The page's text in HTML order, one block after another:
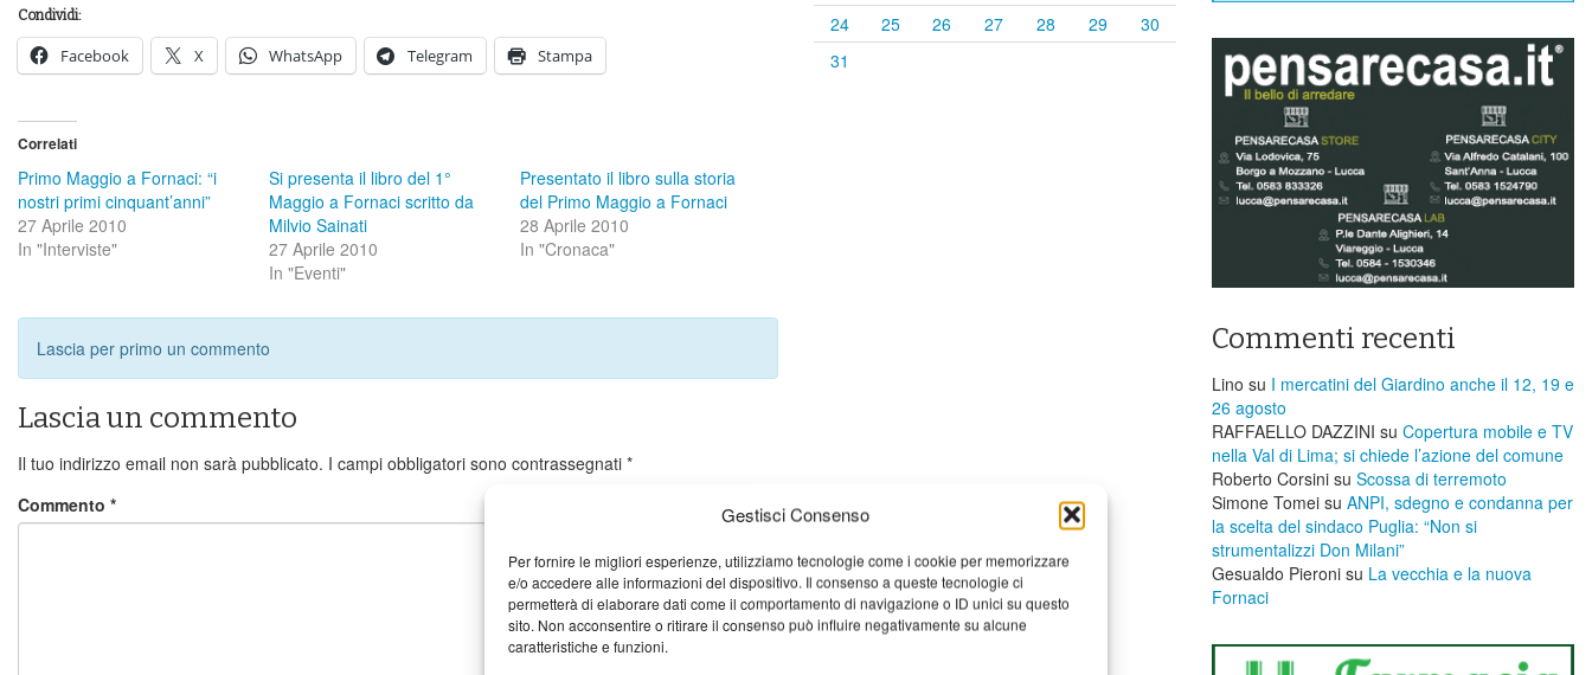
Gestisci Consenso
Per fornire le migliori esperienze, utilizziamo tecnologie come i cookie per memorizzare
e/o accedere alle informazioni del dispositivo. Il consenso a queste tecnologie ci
permetterà di elaborare dati come il comportamento di navigazione o ID unici su questo
sito. Non acconsentire o ritirare il consenso può influire negativamente su alcune
caratteristiche e funzioni.
Condividi:
Facebook X WhatsApp Telegram Stampa
Correlati
Primo Maggio a Fornaci: “i
nostri primi cinquant’anni”
27 Aprile 2010
In "Interviste"
Si presenta il libro del 1°
Maggio a Fornaci scritto da
Milvio Sainati
27 Aprile 2010
In "Eventi"
Presentato il libro sulla storia
del Primo Maggio a Fornaci
28 Aprile 2010
In "Cronaca"
Lascia per primo un commento
Lascia un commento
Il tuo indirizzo email non sarà pubblicato. I campi obbligatori sono contrassegnati *
Commento *
24
25 26 27 28 29
30
31
Commenti recenti
Lino su I mercatini del Giardino anche il 12, 19 e
26 agosto
RAFFAELLO DAZZINI su ​Copertura mobile e TV
nella Val di Lima; si chiede l’azione del comune
Roberto Corsini su Scossa di terremoto
Simone Tomei su ANPI, sdegno e condanna per
la scelta del sindaco Puglia: “Non si
strumentalizzi Don Milani”
Gesualdo Pieroni su La vecchia e la nuova
Fornaci